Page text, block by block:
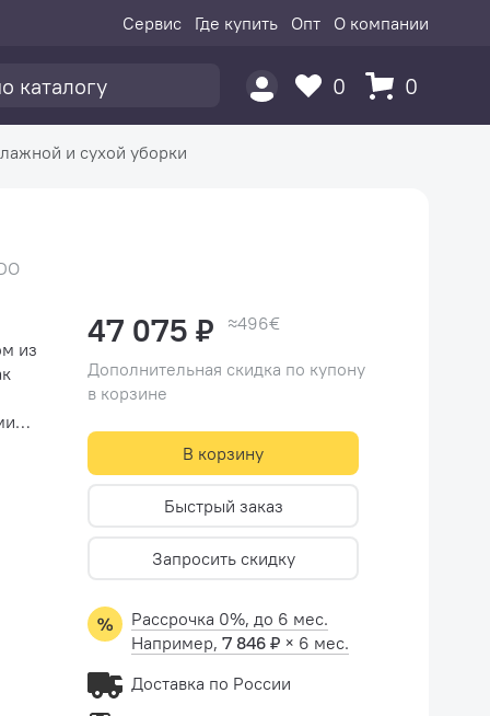
Сервис Где купить Опт О компании
0 0
и сухой уборки
из
47 075 ₽ ≈496€
Дополнительная скидка по купону
в корзине
В корзину
Быстрый заказ
Запросить скидку
Рассрочка 0%, до 6 мес.
Например, 7 846 ₽ × 6 мес.
Доставка по России